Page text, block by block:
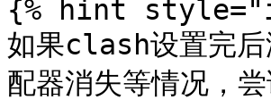
{% hint
如果clash设置完后
配器消失等情况，